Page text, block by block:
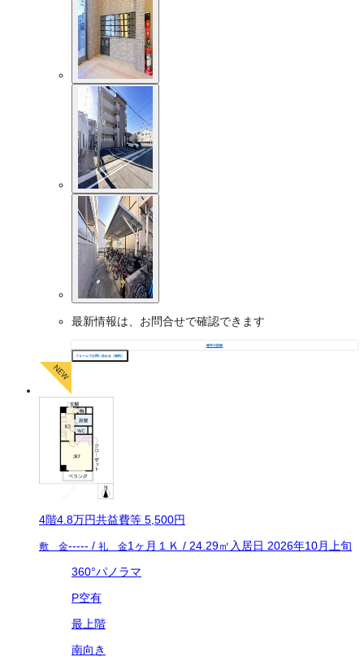
最新情報は、お問合せで確認できます
物件の詳細
フォームでお問い合わせ（無料）
4階4.8万円共益費等 5,500円
敷 金----- / 礼 金1ヶ月 １Ｋ / 24.29㎡ 入居日 2026年10月上旬
360°パノラマ
P空有
最上階
南向き